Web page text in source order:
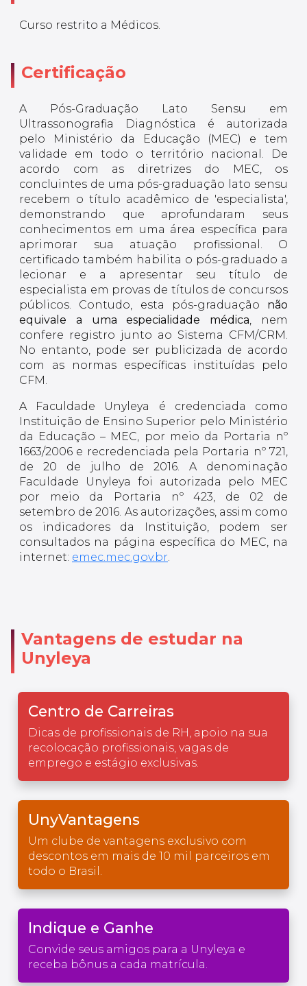
Curso restrito a Médicos.
Certificação
A Pós-Graduação Lato Sensu em
Ultrassonografia Diagnóstica é autorizada
pelo Ministério da Educação (MEC) e tem
validade em todo o território nacional. De
acordo com as diretrizes do MEC, os
concluintes de uma pós-graduação lato sensu
recebem o título acadêmico de 'especialista',
demonstrando que aprofundaram seus
conhecimentos em uma área específica para
aprimorar sua atuação profissional. O
certificado também habilita o pós-graduado a
lecionar e a apresentar seu título de
especialista em provas de títulos de concursos
públicos. Contudo, esta pós-graduação não
equivale a uma especialidade médica, nem
confere registro junto ao Sistema CFM/CRM.
No entanto, pode ser publicizada de acordo
com as normas específicas instituídas pelo
CFM.
A Faculdade Unyleya é credenciada como
Instituição de Ensino Superior pelo Ministério
da Educação – MEC, por meio da Portaria nº
1663/2006 e recredenciada pela Portaria nº 721,
de 20 de julho de 2016. A denominação
Faculdade Unyleya foi autorizada pelo MEC
por meio da Portaria nº 423, de 02 de
setembro de 2016. As autorizações, assim como
os indicadores da Instituição, podem ser
consultados na página específica do MEC, na
internet: emec.mec.gov.br.
Vantagens de estudar na
Unyleya
Centro de Carreiras
Dicas de profissionais de RH, apoio na sua
recolocação profissionais, vagas de
emprego e estágio exclusivas.
UnyVantagens
Um clube de vantagens exclusivo com
descontos em mais de 10 mil parceiros em
todo o Brasil.
Indique e Ganhe
Convide seus amigos para a Unyleya e
receba bônus a cada matrícula.